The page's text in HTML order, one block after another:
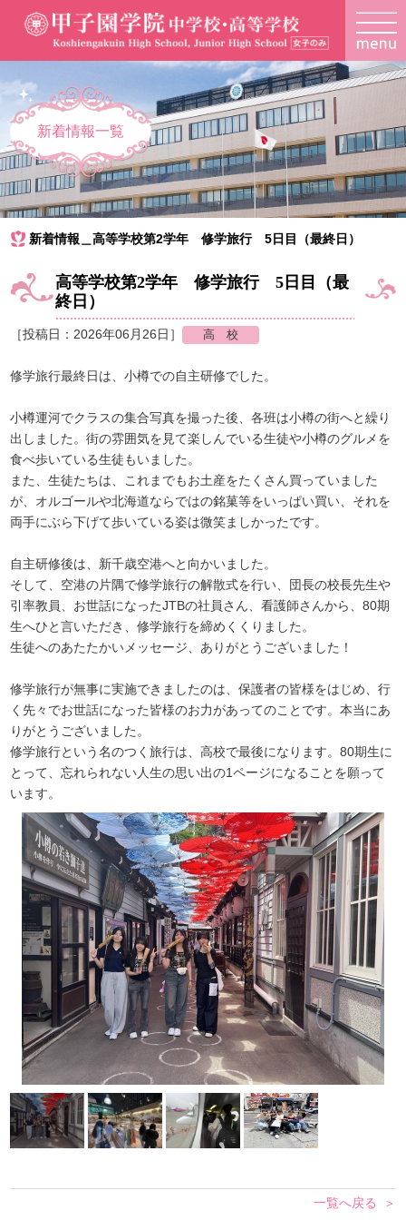
新着情報一覧
新着情報＿高等学校第2学年 修学旅行 5日目（最終日）
高等学校第2学年 修学旅行 5日目（最
終日）
［投稿日：2026年06月26日］
修学旅行最終日は、小樽での自主研修でした。
小樽運河でクラスの集合写真を撮った後、各班は小樽の街へと繰り
出しました。街の雰囲気を見て楽しんでいる生徒や小樽のグルメを
食べ歩いている生徒もいました。
また、生徒たちは、これまでもお土産をたくさん買っていました
が、オルゴールや北海道ならではの銘菓等をいっぱい買い、それを
両手にぶら下げて歩いている姿は微笑ましかったです。
自主研修後は、新千歳空港へと向かいました。
そして、空港の片隅で修学旅行の解散式を行い、団長の校長先生や
引率教員、お世話になったJTBの社員さん、看護師さんから、80期
生へひと言いただき、修学旅行を締めくくりました。
生徒へのあたたかいメッセージ、ありがとうございました！
修学旅行が無事に実施できましたのは、保護者の皆様をはじめ、行
く先々でお世話になった皆様のお力があってのことです。本当にあ
りがとうございました。
修学旅行という名のつく旅行は、高校で最後になります。80期生に
とって、忘れられない人生の思い出の1ページになることを願って
います。
一覧へ戻る